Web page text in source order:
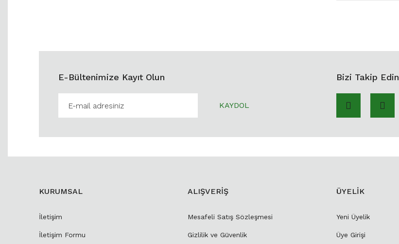
E-Bültenimize Kayıt Olun
KAYDOL
Bizi Takip Edin
KURUMSAL
İletişim
İletişim Formu
ALIŞVERİŞ
Mesafeli Satış Sözleşmesi
Gizlilik ve Güvenlik
ÜYELİK
Yeni Üyelik
Üye Girişi